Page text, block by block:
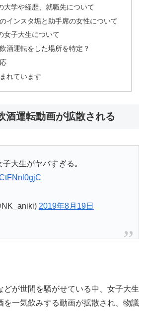
大学や経歴、就職先について
インスタ垢と助手席の女性について
女子大生について
酒運転をした場所を特定？
れています
酒運転動画が拡散される
大生がヤバすぎる｡
2019年8月19日
どが世間を騒がせている中、女子大生
を一気飲みする動画が拡散され、物議